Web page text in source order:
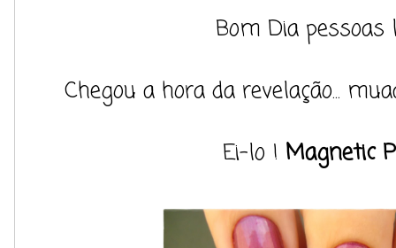
Bom Dia pessoas
Chegou a hora da revelação...
Ei-lo ! Magnetic